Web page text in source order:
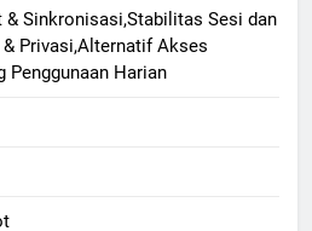
Sinkronisasi,Stabilitas Sesi dan
Privasi,Alternatif Akses
Penggunaan Harian